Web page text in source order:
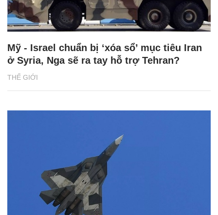
THẾ GIỚI
Mỹ - Israel chuẩn bị ‘xóa sổ’ mục tiêu Iran
ở Syria, Nga sẽ ra tay hỗ trợ Tehran?